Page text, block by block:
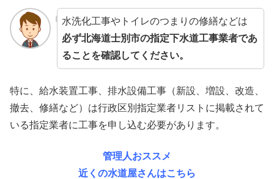
水洗化工事やトイレのつまりの修繕などは
必ず北海道士別市の指定下水道工事業者であ
ることを確認してください。
特に、給水装置工事、排水設備工事（新設、増設、改造、
撤去、修繕など）は行政区別指定業者リストに掲載されて
いる指定業者に工事を申し込む必要があります。
管理人おススメ
近くの水道屋さんはこちら